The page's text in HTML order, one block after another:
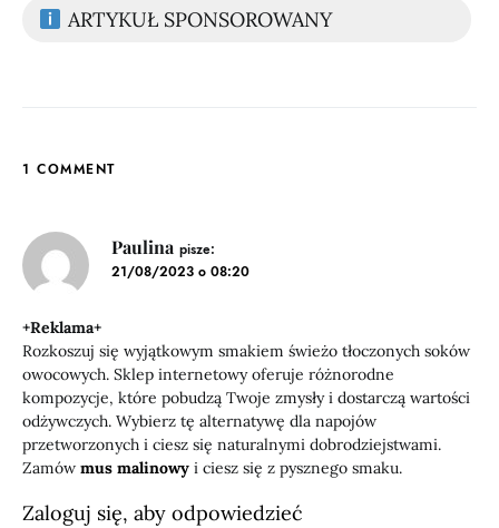
ARTYKUŁ SPONSOROWANY
1 COMMENT
Paulina pisze:
21/08/2023 o 08:20
+Reklama+
Rozkoszuj się wyjątkowym smakiem świeżo tłoczonych soków
owocowych. Sklep internetowy oferuje różnorodne
kompozycje, które pobudzą Twoje zmysły i dostarczą wartości
odżywczych. Wybierz tę alternatywę dla napojów
przetworzonych i ciesz się naturalnymi dobrodziejstwami.
Zamów mus malinowy i ciesz się z pysznego smaku.
Zaloguj się, aby odpowiedzieć